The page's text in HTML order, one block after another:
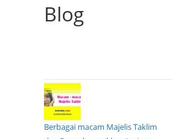
Blog
Berbagai macam Majelis Taklim